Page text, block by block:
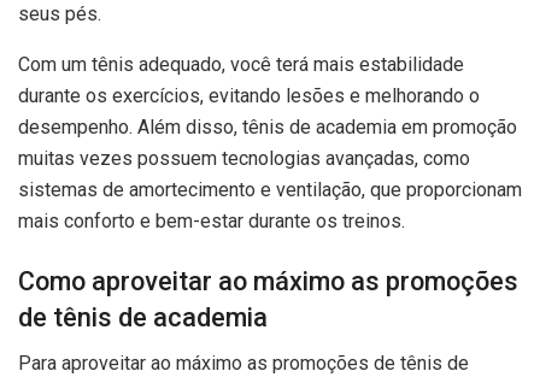
seus pés.
Com um tênis adequado, você terá mais estabilidade
durante os exercícios, evitando lesões e melhorando o
desempenho. Além disso, tênis de academia em promoção
muitas vezes possuem tecnologias avançadas, como
sistemas de amortecimento e ventilação, que proporcionam
mais conforto e bem-estar durante os treinos.
Como aproveitar ao máximo as promoções
de tênis de academia
Para aproveitar ao máximo as promoções de tênis de